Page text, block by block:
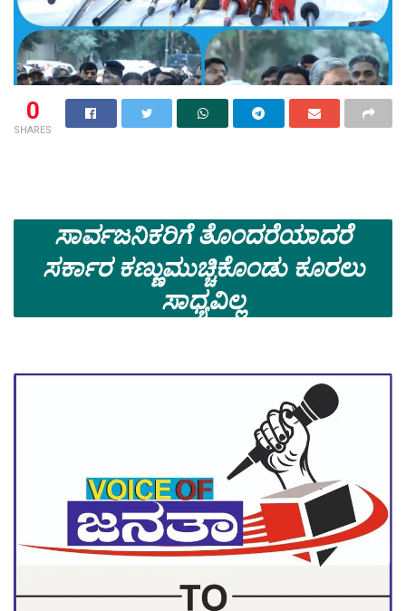
0
SHARES
ಸಾರ್ವಜನಿಕರಿಗೆ ತೊಂದರೆಯಾದರೆ
ಸರ್ಕಾರ ಕಣ್ಣುಮುಚ್ಚಿಕೊಂಡು ಕೂರಲು
ಸಾಧ್ಯವಿಲ್ಲ